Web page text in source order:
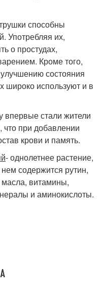
способны
Употребляя их,
о простудах,
Кроме того,
состояния
широко используют и в
впервые стали жители
при добавлении
крови и память.
- однолетнее растение,
содержится рутин,
масла, витамины,
и аминокислоты.